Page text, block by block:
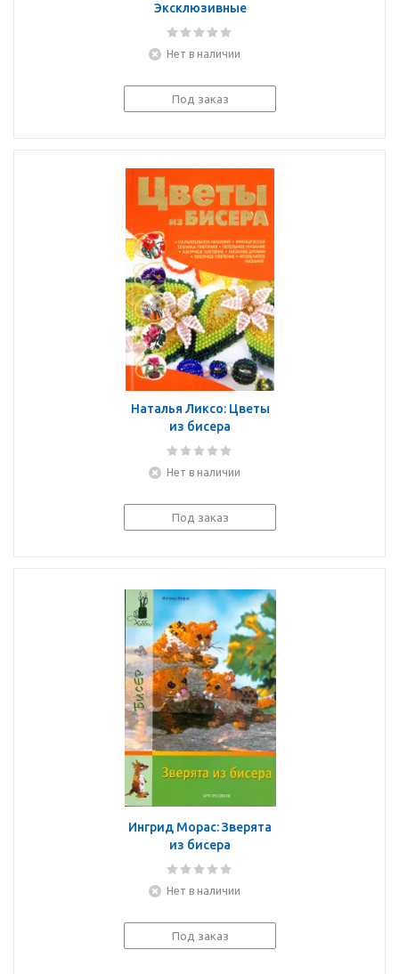
Эксклюзивные
украшения. Для
Нет в наличии
Под заказ
Наталья Ликсо: Цветы
из бисера
Нет в наличии
Под заказ
Ингрид Морас: Зверята
из бисера
Нет в наличии
Под заказ